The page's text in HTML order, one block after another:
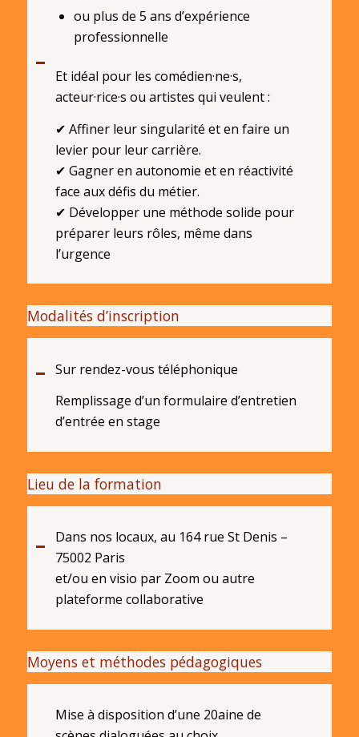
ou plus de 5 ans d’expérience
professionnelle
Et idéal pour les comédien·ne·s,
acteur·rice·s ou artistes qui veulent :
✔ Affiner leur singularité et en faire un
levier pour leur carrière.
✔ Gagner en autonomie et en réactivité
face aux défis du métier.
✔ Développer une méthode solide pour
préparer leurs rôles, même dans
l’urgence
Modalités d’inscription
Sur rendez-vous téléphonique
Remplissage d’un formulaire d’entretien
d’entrée en stage
Lieu de la formation
Dans nos locaux, au 164 rue St Denis –
75002 Paris
et/ou en visio par Zoom ou autre
plateforme collaborative
Moyens et méthodes pédagogiques
Mise à disposition d’une 20aine de